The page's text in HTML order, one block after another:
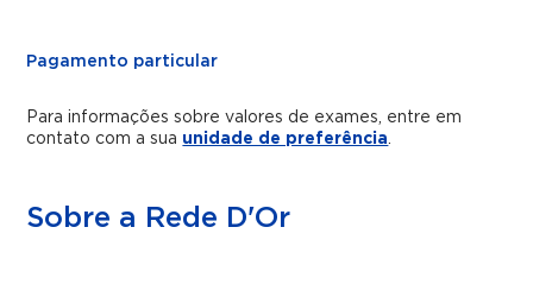
Pagamento particular
Para informações sobre valores de exames, entre em
contato com a sua unidade de preferência
Sobre a Rede D'Or